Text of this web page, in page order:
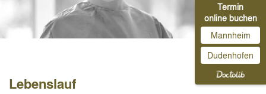
Lebenslauf
Termin
online buchen
Mannheim
Dudenhofen